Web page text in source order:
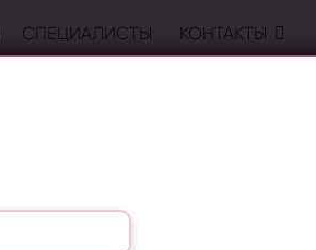
СПЕЦИАЛИСТЫ КОНТАКТЫ